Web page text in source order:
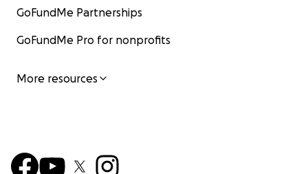
GoFundMe Partnerships
GoFundMe Pro for nonprofits
More resources